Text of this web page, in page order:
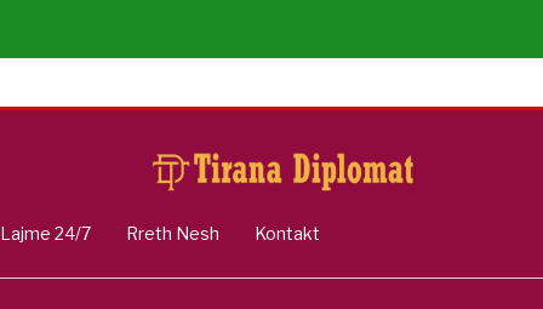
Lajme 24/7 Rreth Nesh Kontakt